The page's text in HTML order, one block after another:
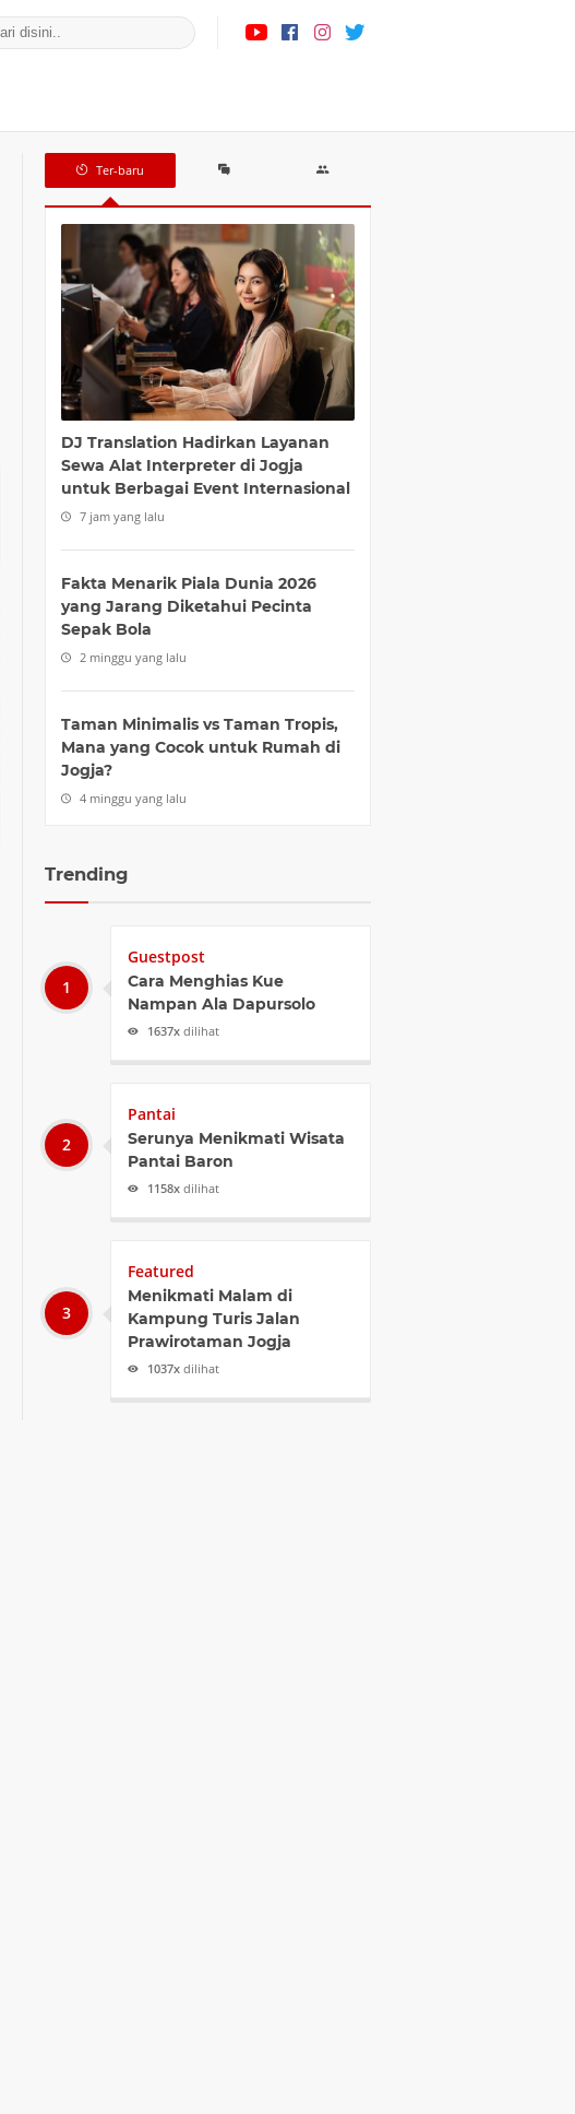
Ter-baru
DJ Translation Hadirkan Layanan
Sewa Alat Interpreter di Jogja
untuk Berbagai Event Internasional
7 jam yang lalu
Fakta Menarik Piala Dunia 2026
yang Jarang Diketahui Pecinta
Sepak Bola
2 minggu yang lalu
Taman Minimalis vs Taman Tropis,
Mana yang Cocok untuk Rumah di
Jogja?
4 minggu yang lalu
Trending
Guestpost
Cara Menghias Kue
Nampan Ala Dapursolo
1637x dilihat
Pantai
Serunya Menikmati Wisata
Pantai Baron
1158x dilihat
Featured
Menikmati Malam di
Kampung Turis Jalan
Prawirotaman Jogja
1037x dilihat